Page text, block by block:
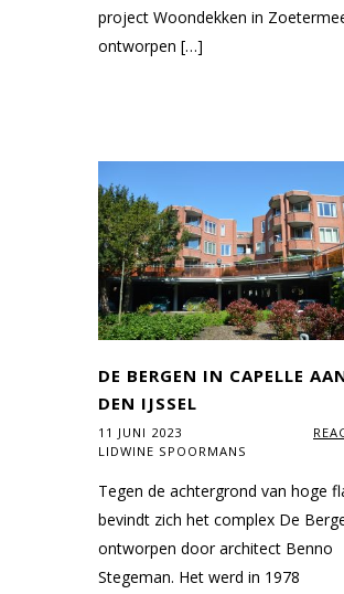
project Woondekken in
ontworpen […]
DE BERGEN IN CAPELLE
DEN IJSSEL
11 JUNI 2023
LIDWINE SPOORMANS
Tegen de achtergrond van hoge
bevindt zich het complex De
ontworpen door architect Benno
Stegeman. Het werd in 1978